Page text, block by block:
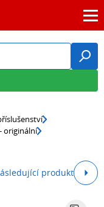
originální
produkt